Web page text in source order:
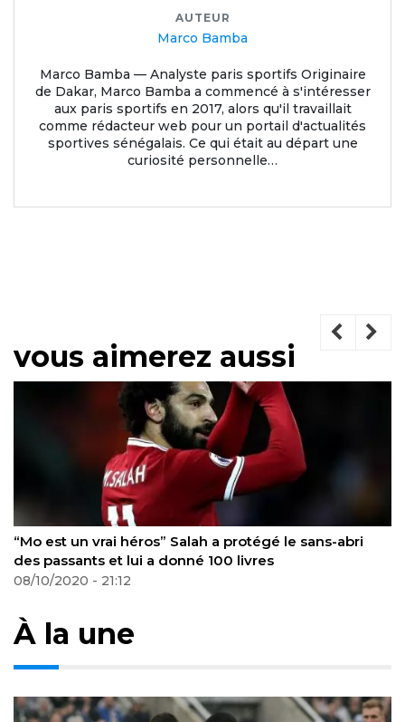
AUTEUR
Marco Bamba
Marco Bamba — Analyste paris sportifs Originaire
de Dakar, Marco Bamba a commencé à s'intéresser
aux paris sportifs en 2017, alors qu'il travaillait
comme rédacteur web pour un portail d'actualités
sportives sénégalais. Ce qui était au départ une
curiosité personnelle…
vous aimerez aussi
héros” Salah a protégé le sans-abri
lui a donné 100 livres
Son Heung Min
À la une